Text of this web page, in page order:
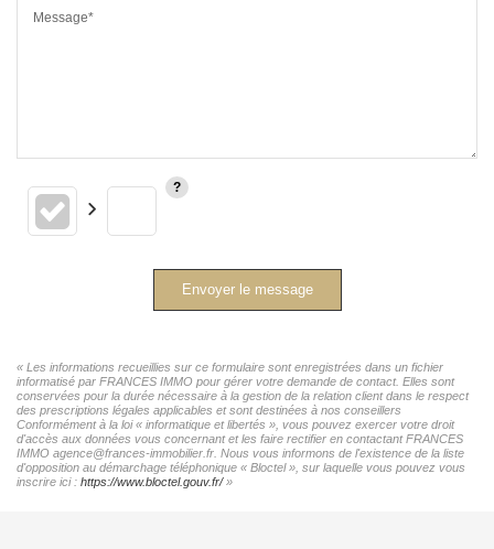
Message*
Envoyer le message
« Les informations recueillies sur ce formulaire sont enregistrées dans un fichier
informatisé par FRANCES IMMO pour gérer votre demande de contact. Elles sont
conservées pour la durée nécessaire à la gestion de la relation client dans le respect
des prescriptions légales applicables et sont destinées à nos conseillers
Conformément à la loi « informatique et libertés », vous pouvez exercer votre droit
d'accès aux données vous concernant et les faire rectifier en contactant FRANCES
IMMO agence@frances-immobilier.fr. Nous vous informons de l'existence de la liste
d'opposition au démarchage téléphonique « Bloctel », sur laquelle vous pouvez vous
inscrire ici : https://www.bloctel.gouv.fr/»